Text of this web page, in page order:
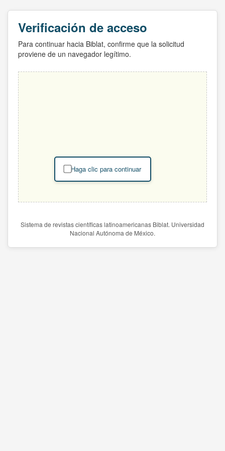
Verificación de acceso
Para continuar hacia Biblat, confirme que la solicitud
proviene de un navegador legítimo.
Haga clic para continuar
Sistema de revistas científicas latinoamericanas Biblat. Universidad
Nacional Autónoma de México.